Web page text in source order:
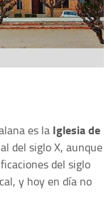
es la Iglesia de
del siglo X, aunque
del siglo
y hoy en día no